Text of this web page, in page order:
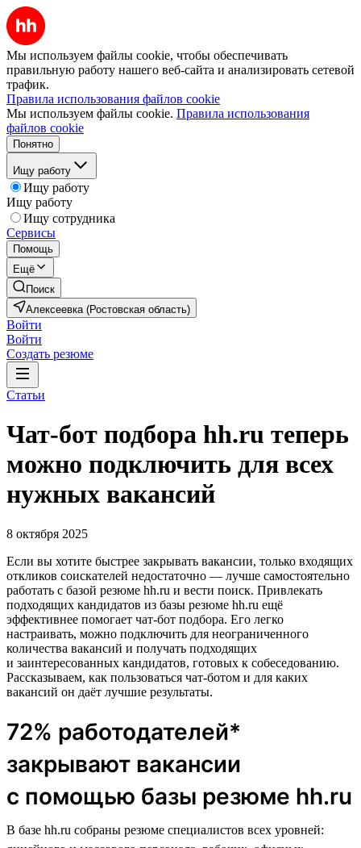
Мы используем файлы cookie, чтобы обеспечивать
правильную работу нашего веб-сайта и анализировать сетевой
трафик.
Правила использования файлов cookie
Мы используем файлы cookie. Правила использования
файлов cookie
Понятно
Ищу работу
Ищу работу
Ищу работу
Ищу сотрудника
Сервисы
Помощь
Ещё
Поиск
Алексеевка (Ростовская область)
Войти
Войти
Создать резюме
Статьи
Чат-бот подбора hh.ru теперь
можно подключить для всех
нужных вакансий
8 октября 2025
Если вы хотите быстрее закрывать вакансии, только входящих
откликов соискателей недостаточно — лучше самостоятельно
работать с базой резюме hh.ru и вести поиск. Привлекать
подходящих кандидатов из базы резюме hh.ru ещё
эффективнее помогает чат-бот подбора. Его легко
настраивать, можно подключить для неограниченного
количества вакансий и получать подходящих
и заинтересованных кандидатов, готовых к собеседованию.
Рассказываем, как пользоваться чат-ботом и для каких
вакансий он даёт лучшие результаты.
72% работодателей*
закрывают вакансии
с помощью базы резюме hh.ru
В базе hh.ru собраны резюме специалистов всех уровней: